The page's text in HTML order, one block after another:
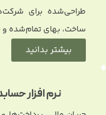
طراحی‌شده برای
ساخت، بهای تمام‌شده و
بیشتر بدانید
نرم افزار